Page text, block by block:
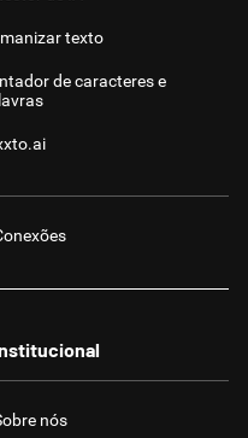
texto
de caracteres e
nós